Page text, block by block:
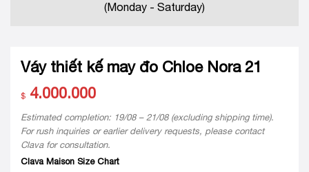
(Monday - Saturday)
Váy thiết kế may đo Chloe Nora 21
$ 4.000.000
Estimated completion: 19/08 – 21/08 (excluding shipping time).
For rush inquiries or earlier delivery requests, please contact
Clava for consultation.
Clava Maison Size Chart